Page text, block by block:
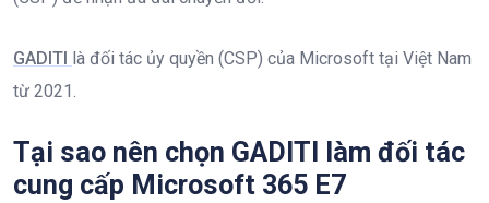
GADITI là đối tác ủy quyền (CSP) của Microsoft tại Việt Nam
từ 2021.
Tại sao nên chọn GADITI làm đối tác
cung cấp Microsoft 365 E7